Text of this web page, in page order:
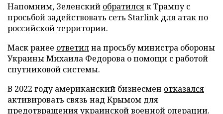
Напомним, Зеленский обратилсяк Трампу с
просьбой задействовать сеть Starlink для атак по
российской территории.
Маск ранее ответилна просьбу министра обороны
Украины Михаила Федорова о помощи с работой
спутниковой системы.
В 2022 году американский бизнесмен отказался
активировать связь над Крымом для
предотвращения украинской военной операции.